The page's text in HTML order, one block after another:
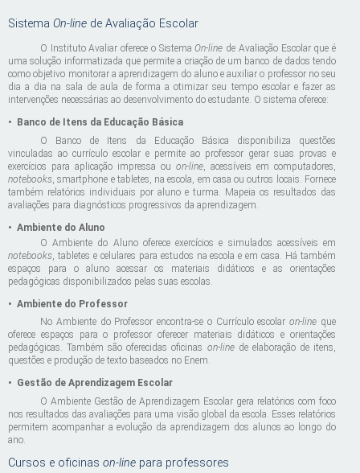
Sistema On-line de Avaliação Escolar
O Instituto Avaliar oferece o SistemaOn-line de Avaliação Escolar que é
uma solução informatizada que permite a criação de um banco de dados tendo
como objetivo monitorar a aprendizagem do aluno e auxiliar o professor no seu
dia a dia na sala de aula de forma a otimizar seu tempo escolar e fazer as
intervenções necessárias ao desenvolvimento do estudante. O sistema oferece:
• Banco de Itens da Educação Básica
O Banco de Itens da Educação Básica disponibiliza questões
vinculadas ao currículo escolar e permite ao professor gerar suas provas e
exercícios para aplicação impressa ou on-line, acessíveis em computadores,
notebooks, smartphone e tabletes, na escola, em casa ou outros locais. Fornece
também relatórios individuais por aluno e turma. Mapeia os resultados das
avaliações para diagnósticos progressivos da aprendizagem.
• Ambiente do Aluno
O Ambiente do Aluno oferece exercícios e simulados acessíveis em
notebooks , tabletes e celulares para estudos na escola e em casa. Há também
espaços para o aluno acessar os materiais didáticos e as orientações
pedagógicas disponibilizados pelas suas escolas.
• Ambiente do Professor
No Ambiente do Professor encontra-se o Currículo escolaron-line que
oferece espaços para o professor oferecer materiais didáticos e orientações
pedagógicas. Também são oferecidas oficinas on-linede elaboração de itens,
questões e produção de texto baseados no Enem.
• Gestão de Aprendizagem Escolar
O Ambiente Gestão de Aprendizagem Escolar gera relatórios com foco
nos resultados das avaliações para uma visão global da escola. Esses relatórios
permitem acompanhar a evolução da aprendizagem dos alunos ao longo do
ano.
Cursos e oficinas on-line para professores